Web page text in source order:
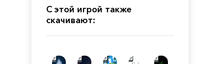
С этой игрой также
скачивают: